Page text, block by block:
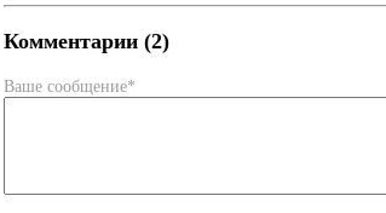
Комментарии (2)
Ваше сообщение*